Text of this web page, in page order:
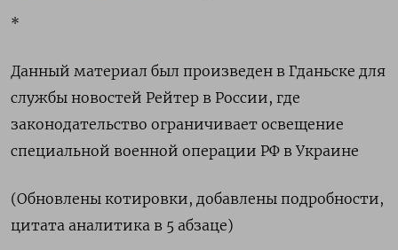
*
Данный материал был произведен в Гданьске для
службы новостей Рейтер в России, где
законодательство ограничивает освещение
специальной военной операции РФ в Украине
(Обновлены котировки, добавлены подробности,
цитата аналитика в 5 абзаце)